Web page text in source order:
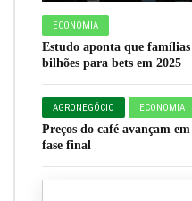
ECONOMIA
Estudo aponta que
bilhões para bets em 2025
AGRONEGÓCIO ECONOMIA
Preços do café avançam
fase final